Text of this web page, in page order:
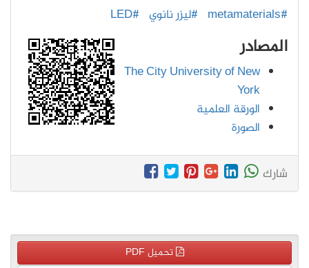
#metamaterials
#ليزر نانوي #LED
المصادر
The City University of New
York
الورقة العلمية
الصورة
شارك
تحميل PDF